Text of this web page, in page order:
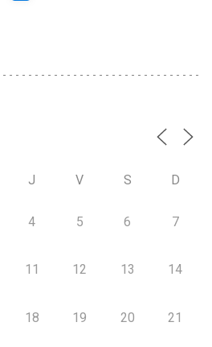
J V S D
4 5 6 7
11 12 13 14
18 19 20 21